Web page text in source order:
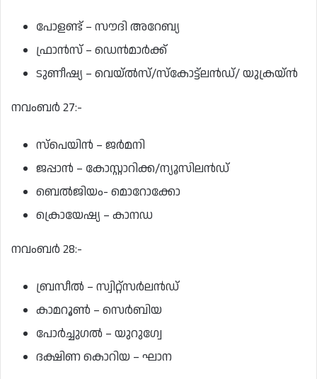
പോളണ്ട് – സൗദി അറേബ്യ
ഫ്രാന്‍സ് – ഡെന്‍മാര്‍ക്ക്
ടുണീഷ്യ – വെയ്ല്‍സ്/സ്‌കോട്ട്‌ലന്‍ഡ്/ യുക്രയ്ന്‍
നവംബര്‍ 27:-
സ്‌പെയിന്‍ – ജര്‍മനി
ജപ്പാന്‍ – കോസ്റ്റാറിക്ക/ന്യൂസിലന്‍ഡ്
ബെല്‍ജിയം- മൊറോക്കോ
ക്രൊയേഷ്യ – കാനഡ
നവംബര്‍ 28:-
ബ്രസീല്‍ – സ്വിറ്റ്‌സര്‍ലന്‍ഡ്
കാമറൂണ്‍ – സെര്‍ബിയ
പോര്‍ച്ചുഗല്‍ – യുറുഗ്വേ
ദക്ഷിണ കൊറിയ – ഘാന